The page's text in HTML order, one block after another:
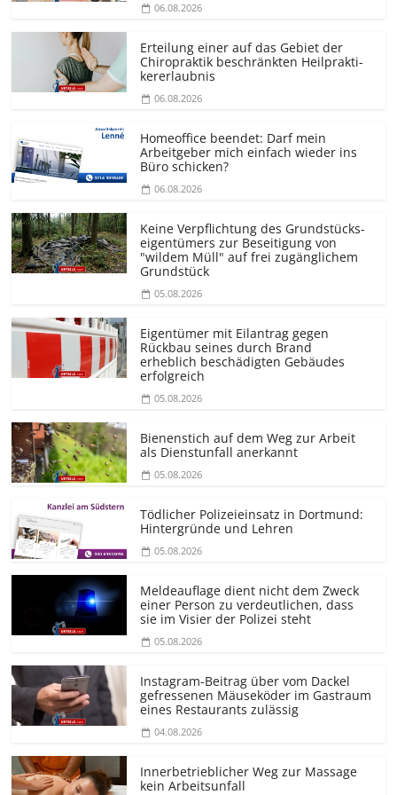
06.08.2026
Erteilung einer auf das Gebiet der
Chiropraktik beschränkten Heilprakti­
kererlaubnis
06.08.2026
Homeoffice beendet: Darf mein
Arbeitgeber mich einfach wieder ins
Büro schicken?
06.08.2026
Keine Verpflichtung des Grundstücks­
eigentümers zur Beseitigung von
"wildem Müll" auf frei zugänglichem
Grundstück
05.08.2026
Eigentümer mit Eilantrag gegen
Rückbau seines durch Brand
erheblich beschädigten Gebäudes
erfolgreich
05.08.2026
Bienenstich auf dem Weg zur Arbeit
als Dienstunfall anerkannt
05.08.2026
Tödlicher Polizeieinsatz in Dortmund:
Hintergründe und Lehren
05.08.2026
Meldeauflage dient nicht dem Zweck
einer Person zu verdeutlichen, dass
sie im Visier der Polizei steht
05.08.2026
Instagram-Beitrag über vom Dackel
gefressenen Mäuseköder im Gastraum
eines Restaurants zulässig
04.08.2026
Innerbetrieblicher Weg zur Massage
kein Arbeitsunfall